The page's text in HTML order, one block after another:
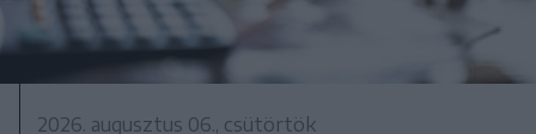
2026. augusztus 06., csütörtök